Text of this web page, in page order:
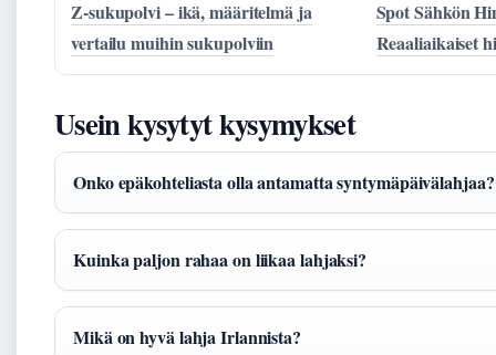
Z-sukupolvi – ikä, määritelmä ja
vertailu muihin sukupolviin
Spot Sähkön
Reaaliaikaiset
Usein kysytyt kysymykset
Onko epäkohteliasta olla antamatta syntymäpäivälahjaa?
Kuinka paljon rahaa on liikaa lahjaksi?
Mikä on hyvä lahja Irlannista?